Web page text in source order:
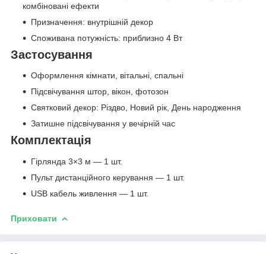
комбіновані ефекти
Призначення: внутрішній декор
Споживана потужність: приблизно 4 Вт
Застосування
Оформлення кімнати, вітальні, спальні
Підсвічування штор, вікон, фотозон
Святковий декор: Різдво, Новий рік, День народження
Затишне підсвічування у вечірній час
Комплектація
Гірлянда 3×3 м — 1 шт.
Пульт дистанційного керування — 1 шт.
USB кабель живлення — 1 шт.
Приховати